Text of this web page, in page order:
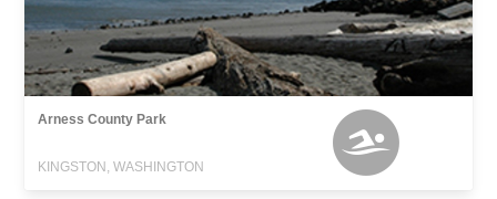
Arness County Park
KINGSTON, WASHINGTON